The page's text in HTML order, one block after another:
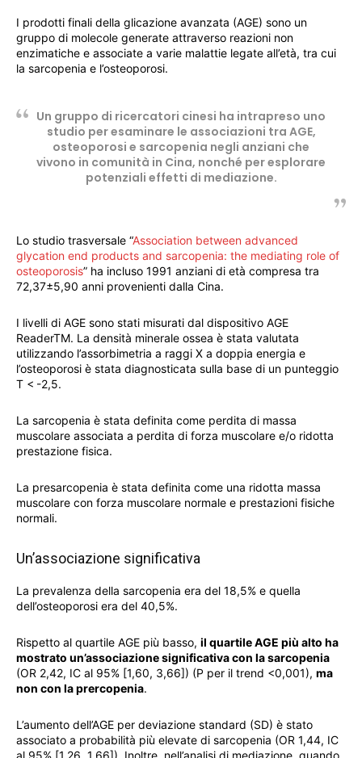
I prodotti finali della glicazione avanzata (AGE) sono un
gruppo di molecole generate attraverso reazioni non
enzimatiche e associate a varie malattie legate all’età, tra cui
la sarcopenia e l’osteoporosi.
Un gruppo di ricercatori cinesi ha intrapreso uno
studio per esaminare le associazioni tra AGE,
osteoporosi e sarcopenia negli anziani che
vivono in comunità in Cina, nonché per esplorare
potenziali effetti di mediazione.
Lo studio trasversale “Association between advanced
glycation end products and sarcopenia: the mediating role of
osteoporosis” ha incluso 1991 anziani di età compresa tra
72,37±5,90 anni provenienti dalla Cina.
I livelli di AGE sono stati misurati dal dispositivo AGE
ReaderTM. La densità minerale ossea è stata valutata
utilizzando l’assorbimetria a raggi X a doppia energia e
l’osteoporosi è stata diagnosticata sulla base di un punteggio
T < -2,5.
La sarcopenia è stata definita come perdita di massa
muscolare associata a perdita di forza muscolare e/o ridotta
prestazione fisica.
La presarcopenia è stata definita come una ridotta massa
muscolare con forza muscolare normale e prestazioni fisiche
normali.
Un’associazione significativa
La prevalenza della sarcopenia era del 18,5% e quella
dell’osteoporosi era del 40,5%.
Rispetto al quartile AGE più basso, il quartile AGE più alto ha
mostrato un’associazione significativa con la sarcopenia
(OR 2,42, IC al 95% [1,60, 3,66]) (P per il trend <0,001), ma
non con la prercopenia.
L’aumento dell’AGE per deviazione standard (SD) è stato
associato a probabilità più elevate di sarcopenia (OR 1,44, IC